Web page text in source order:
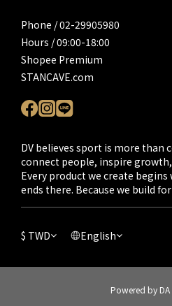
Phone / 02-29905980
Hours / 09:00-18:00
Shopee Premium
STANCAVE.com
DV believes sport is more than
connect people, inspire growth,
Every product we create
ends there. Because we build
$ TWD English
Powered by DA